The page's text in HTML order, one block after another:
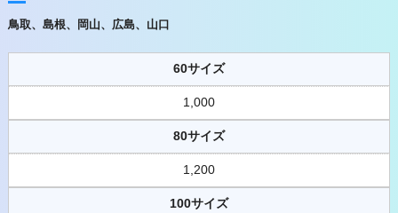
鳥取、島根、岡山、広島、山口
60サイズ
1,000
80サイズ
1,200
100サイズ